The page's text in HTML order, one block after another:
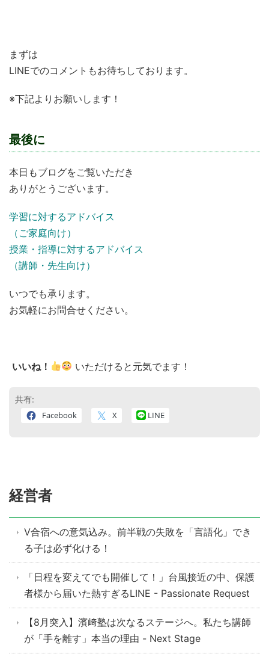
まずは
LINEでのコメントもお待ちしております。
※下記よりお願いします！
最後に
本日もブログをご覧いただき
ありがとうございます。
学習に対するアドバイス
（ご家庭向け）
授業・指導に対するアドバイス
（講師・先生向け）
いつでも承ります。
お気軽にお問合せください。
いいね！ いただけると元気でます！
共有:
Facebook X LINE
経営者
V合宿への意気込み。前半戦の失敗を「言語化」でき
る子は必ず化ける！
「日程を変えてでも開催して！」台風接近の中、保護
者様から届いた熱すぎるLINE - Passionate Request
【8月突入】濱﨑塾は次なるステージへ。私たち講師
が「手を離す」本当の理由 - Next Stage